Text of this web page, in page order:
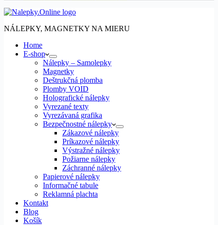
NÁLEPKY, MAGNETKY NA MIERU
Home
E-shop
Nálepky – Samolepky
Magnetky
Deštrukčná plomba
Plomby VOID
Holografické nálepky
Vyrezané texty
Vyrezávaná grafika
Bezpečnostné nálepky
Zákazové nálepky
Príkazové nálepky
Výstražné nálepky
Požiarne nálepky
Záchranné nálepky
Papierové nálepky
Informačné tabule
Reklamná plachta
Kontakt
Blog
Košík